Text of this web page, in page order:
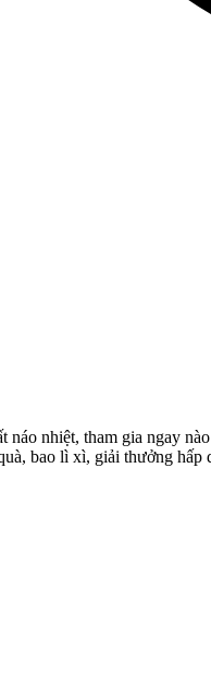
náo nhiệt, tham gia ngay
bao lì xì, giải thưởng